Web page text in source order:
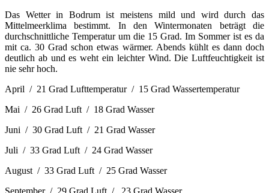
Das Wetter in Bodrum ist meistens mild und wird durch das
Mittelmeerklima bestimmt. In den Wintermonaten beträgt die
durchschnittliche Temperatur um die 15 Grad. Im Sommer ist es da
mit ca. 30 Grad schon etwas wärmer. Abends kühlt es dann doch
deutlich ab und es weht ein leichter Wind. Die Luftfeuchtigkeit ist
nie sehr hoch.
April / 21 Grad Lufttemperatur / 15 Grad Wassertemperatur
Mai / 26 Grad Luft / 18 Grad Wasser
Juni / 30 Grad Luft / 21 Grad Wasser
Juli / 33 Grad Luft / 24 Grad Wasser
August / 33 Grad Luft / 25 Grad Wasser
September / 29 Grad Luft / 23 Grad Wasser